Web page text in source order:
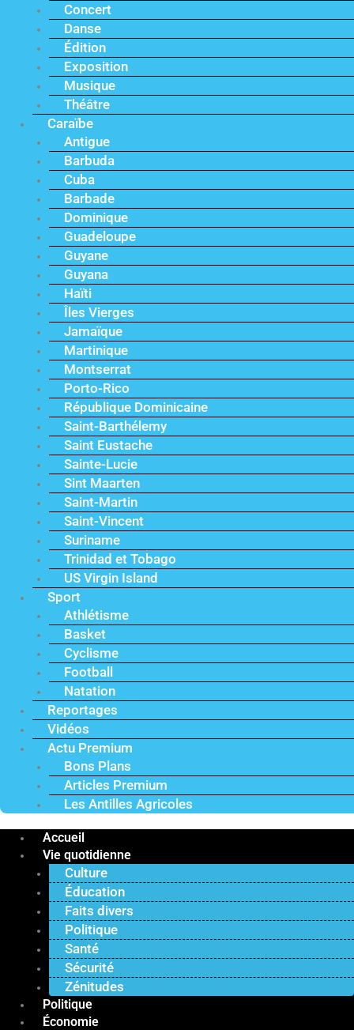
Concert
Danse
Édition
Exposition
Musique
Théâtre
Caraïbe
Antigue
Barbuda
Cuba
Barbade
Dominique
Guadeloupe
Guyane
Guyana
Haïti
Îles Vierges
Jamaïque
Martinique
Montserrat
Porto-Rico
République Dominicaine
Saint-Barthélemy
Saint Eustache
Sainte-Lucie
Sint Maarten
Saint-Martin
Saint-Vincent
Suriname
Trinidad et Tobago
US Virgin Island
Sport
Athlétisme
Basket
Cyclisme
Football
Natation
Reportages
Vidéos
Actu Premium
Bons Plans
Articles Premium
Les Antilles Agricoles
Accueil
Vie quotidienne
Culture
Éducation
Faits divers
Politique
Santé
Sécurité
Zénitudes
Politique
Économie